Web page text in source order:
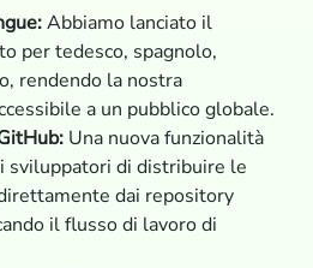
Abbiamo lanciato il
per tedesco, spagnolo,
rendendo la nostra
a un pubblico globale.
Una nuova funzionalità
sviluppatori di distribuire le
dai repository
il flusso di lavoro di